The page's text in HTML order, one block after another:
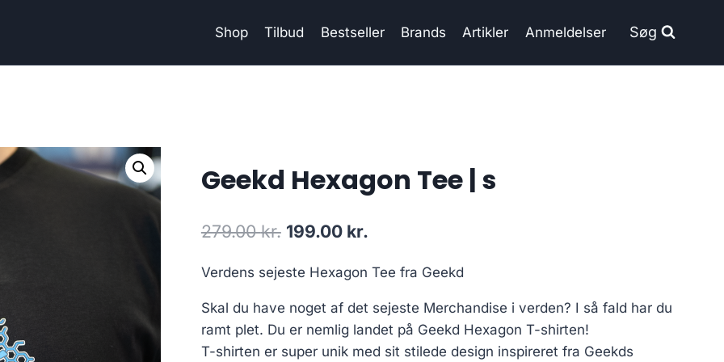
Shop Tilbud Bestseller Brands Artikler Anmeldelser Søg
Geekd Hexagon Tee | s
279.00kr. Original
was:
279.00 kr..
199.00 kr.
is:
199.00 kr..
Verdens sejeste Hexagon Tee fra Geekd
Skal du have noget af det sejeste Merchandise i verden? I så fald har du
ramt plet. Du er nemlig landet på Geekd Hexagon T-shirten!
T-shirten er super unik med sit stilede design inspireret fra Geekds